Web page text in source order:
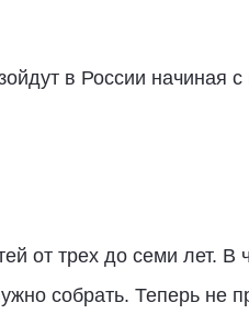
в России начиная с
от трех до семи лет. В
собрать. Теперь не